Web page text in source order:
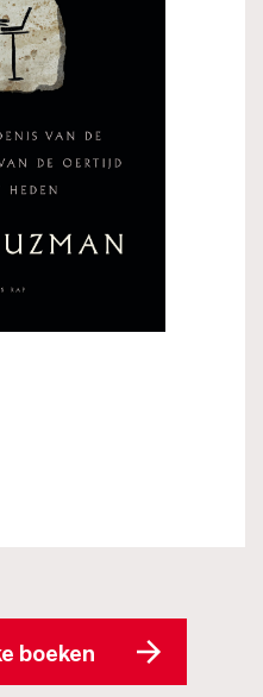
boeken